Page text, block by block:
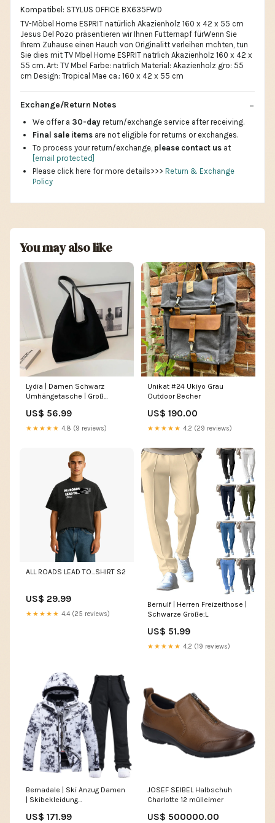
Kompatibel: STYLUS OFFICE BX635FWD
TV-Möbel Home ESPRIT natürlich Akazienholz 160 x 42 x 55 cm
Jesus Del Pozo präsentieren wir Ihnen Futternapf fürWenn Sie
Ihrem Zuhause einen Hauch von Originalitt verleihen mchten, tun
Sie dies mit TV Mbel Home ESPRIT natrlich Akazienholz 160 x 42 x
55 cm. Art: TV Mbel Farbe: natrlich Material: Akazienholz gro: 55
cm Design: Tropical Mae ca.: 160 x 42 x 55 cm
Exchange/Return Notes
We offer a 30-day return/exchange service after receiving.
Final sale items are not eligible for returns or exchanges.
To process your return/exchange, please contact us at
[email protected]
Please click here for more details>>> Return & Exchange
Policy
You may also like
Lydia | Damen Schwarz
Umhängetasche | Groß
US$ 56.99
★★★★★ 4.8 (9 reviews)
Unikat #24 Ukiyo Grau
Outdoor Becher
US$ 190.00
★★★★★ 4.2 (29 reviews)
ALL ROADS LEAD TO...SHIRT S2
US$ 29.99
★★★★★ 4.4 (25 reviews)
Bernulf | Herren Freizeithose |
Schwarze Größe:L
US$ 51.99
★★★★★ 4.2 (19 reviews)
Bernadale | Ski Anzug Damen
| Skibekleidung
US$ 171.99
JOSEF SEIBEL Halbschuh
Charlotte 12 mülleimer
US$ 500000.00